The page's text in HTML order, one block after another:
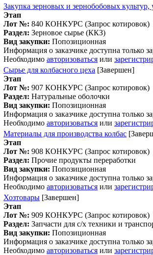
Закупка зерновых и зернобобовых культур,
Этап
Лот №: 840 КОНКУРС (Запрос котировок)
Раздел: Зерновое сырье (ККЗ)
Вид закупки: Попозиционная
Информация о заказчике доступна только
Необходимо авторизоваться или
Сырье для колбасного цеха [Завершен]
Этап
Лот №: 907 КОНКУРС (Запрос котировок)
Раздел: Натуральные оболочки
Вид закупки: Попозиционная
Информация о заказчике доступна только
Необходимо авторизоваться или
Материалы для производства колбас
Этап
Лот №: 908 КОНКУРС (Запрос котировок)
Раздел: Прочие продукты переработки
Вид закупки: Попозиционная
Информация о заказчике доступна только
Необходимо авторизоваться или
Хозтовары [Завершен]
Этап
Лот №: 909 КОНКУРС (Запрос котировок)
Раздел: Запчасти для с/х техники и
Вид закупки: Попозиционная
Информация о заказчике доступна только
Необходимо авторизоваться или